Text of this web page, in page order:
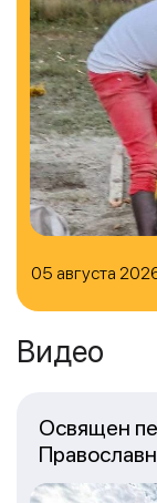
05 августа
Видео
Освящен